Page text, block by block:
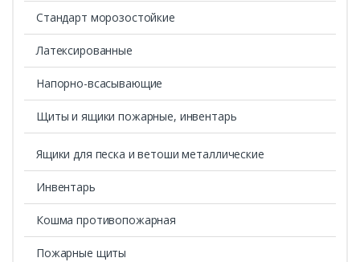
Стандарт морозостойкие
Латексированные
Напорно-всасывающие
Щиты и ящики пожарные, инвентарь
Ящики для песка и ветоши металлические
Инвентарь
Кошма противопожарная
Пожарные щиты